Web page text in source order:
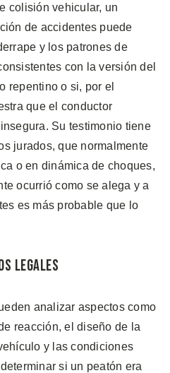
colisión vehicular, un
de accidentes puede
y los patrones de
con la versión del
repentino o si, por el
que el conductor
Su testimonio tiene
jurados, que normalmente
o en dinámica de choques,
ocurrió como se alega y a
es más probable que lo
Legales
analizar aspectos como
reacción, el diseño de la
y las condiciones
si un peatón era